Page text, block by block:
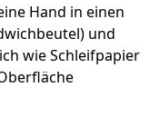
Hand in einen
und
wie Schleifpapier